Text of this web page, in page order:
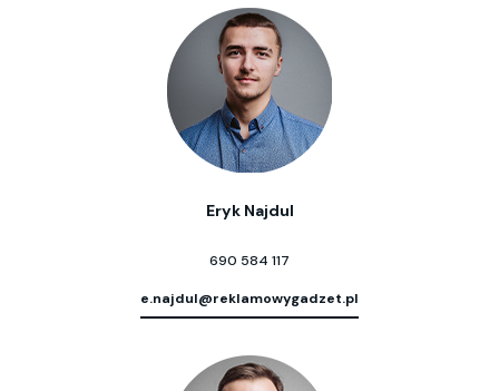
Eryk Najdul
690 584 117
e.najdul@reklamowygadzet.pl